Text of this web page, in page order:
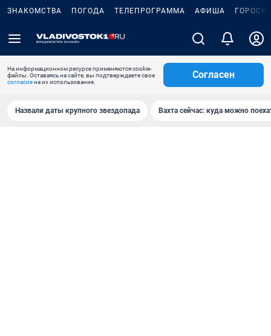
ЗНАКОМСТВА ПОГОДА ТЕЛЕПРОГРАММА АФИША
На информационном ресурсе применяются cookie-
файлы. Оставаясь на сайте, вы подтверждаете свое
согласиена их использование.
Согласен
Назвали даты крупного звездопада Вахта сейчас: куда можно